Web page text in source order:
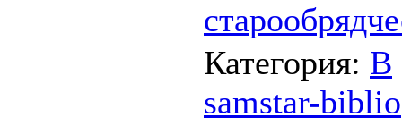
Категория: В
samstar-biblio